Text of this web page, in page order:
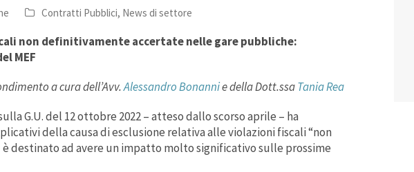
Contratti Pubblici, News di settore
non definitivamente accertate nelle gare pubbliche:
MEF
a cura dell’Avv.Alessandro Bonannie dellaDott.ssaTania Rea
G.U. del 12 ottobre 2022 – atteso dallo scorso aprile – ha
della causa di esclusione relativa alle violazioni fiscali “non
destinato ad avere un impatto molto significativo sulle prossime